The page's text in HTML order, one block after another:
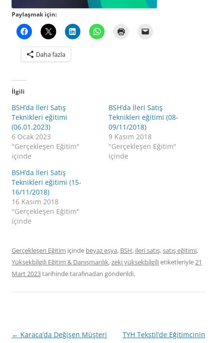
Paylaşmak için:
Daha fazla
İlgili
BSH’da İleri Satış
Teknikleri eğitimi
(06.01.2023)
6 Ocak 2023
"Gerçekleşen Eğitim"
içinde
BSH’da İleri Satış
Teknikleri eğitimi (08-
09/11/2018)
9 Kasım 2018
"Gerçekleşen Eğitim"
içinde
BSH’da İleri Satış
Teknikleri eğitimi (15-
16/11/2018)
16 Kasım 2018
"Gerçekleşen Eğitim"
içinde
Gerçekleşen Eğitim içinde beyaz eşya, BSH, ileri satış,satış eğitimi,
Yüksekbilgili Eğitim & Danışmanlık,zeki yüksekbilgilietiketleriyle21
Mart 2023tarihindetarafınadan gönderildi.
Yazı
← Karaca’da Değişen Müşteri
TYH Tekstil’de Eğitimcinin